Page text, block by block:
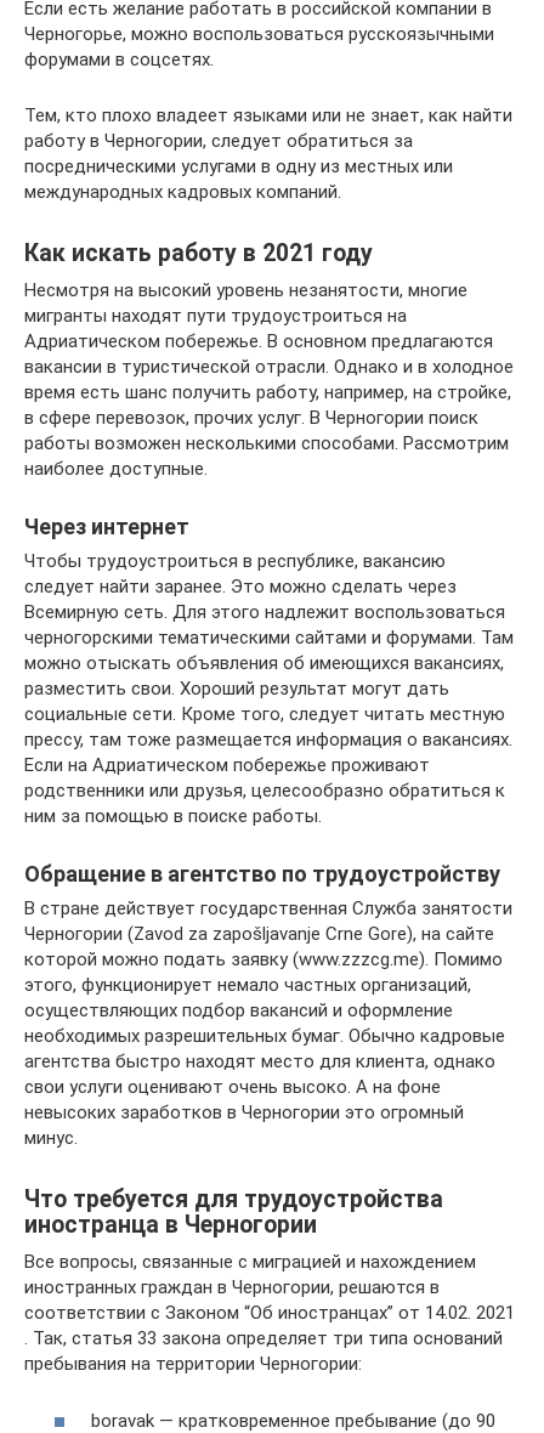
Если есть желание работать в российской компании в
Черногорье, можно воспользоваться русскоязычными
форумами в соцсетях.
Тем, кто плохо владеет языками или не знает, как найти
работу в Черногории, следует обратиться за
посредническими услугами в одну из местных или
международных кадровых компаний.
Как искать работу в 2021 году
Несмотря на высокий уровень незанятости, многие
мигранты находят пути трудоустроиться на
Адриатическом побережье. В основном предлагаются
вакансии в туристической отрасли. Однако и в холодное
время есть шанс получить работу, например, на стройке,
в сфере перевозок, прочих услуг. В Черногории поиск
работы возможен несколькими способами. Рассмотрим
наиболее доступные.
Через интернет
Чтобы трудоустроиться в республике, вакансию
следует найти заранее. Это можно сделать через
Всемирную сеть. Для этого надлежит воспользоваться
черногорскими тематическими сайтами и форумами. Там
можно отыскать объявления об имеющихся вакансиях,
разместить свои. Хороший результат могут дать
социальные сети. Кроме того, следует читать местную
прессу, там тоже размещается информация о вакансиях.
Если на Адриатическом побережье проживают
родственники или друзья, целесообразно обратиться к
ним за помощью в поиске работы.
Обращение в агентство по трудоустройству
В стране действует государственная Служба занятости
Черногории (Zavod za zapošljavanje Crne Gore), на сайте
которой можно подать заявку (www.zzzcg.me). Помимо
этого, функционирует немало частных организаций,
осуществляющих подбор вакансий и оформление
необходимых разрешительных бумаг. Обычно кадровые
агентства быстро находят место для клиента, однако
свои услуги оценивают очень высоко. А на фоне
невысоких заработков в Черногории это огромный
минус.
Что требуется для трудоустройства
иностранца в Черногории
Все вопросы, связанные с миграцией и нахождением
иностранных граждан в Черногории, решаются в
соответствии с Законом “Об иностранцах” от 14.02. 2021
. Так, статья 33 закона определяет три типа оснований
пребывания на территории Черногории:
boravak — кратковременное пребывание (до 90